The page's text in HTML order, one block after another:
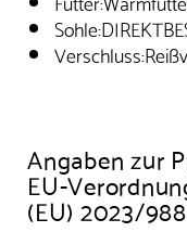
Angaben zur
EU-
(EU) 2023/